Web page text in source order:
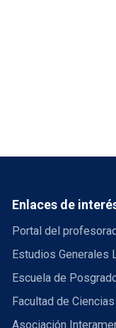
Enlaces de
Portal del
Estudios Generales
Escuela de
Facultad de
Asociación